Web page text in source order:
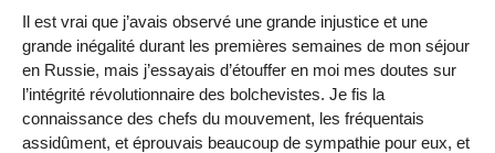
Il est vrai que j’avais observé une grande injustice et une
grande inégalité durant les premières semaines de mon séjour
en Russie, mais j’essayais d’étouffer en moi mes doutes sur
l’intégrité révolutionnaire des bolchevistes. Je fis la
connaissance des chefs du mouvement, les fréquentais
assidûment, et éprouvais beaucoup de sympathie pour eux, et